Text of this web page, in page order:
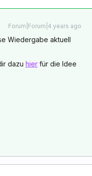
Forum|Forum|4 years ago
Wiedergabe aktuell
dazu hier für die Idee